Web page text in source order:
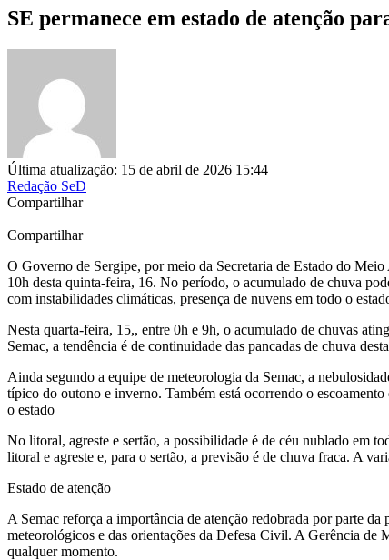
SE permanece em estado de atenção
Última atualização: 15 de abril de 2026 15:44
Redação SeD
Compartilhar
Compartilhar
O Governo de Sergipe, por meio da Secretaria de Estado do
10h desta quinta-feira, 16. No período, o acumulado de chuva
com instabilidades climáticas, presença de nuvens em todo o
Nesta quarta-feira, 15,, entre 0h e 9h, o acumulado de chuvas
Semac, a tendência é de continuidade das pancadas de chuva
Ainda segundo a equipe de meteorologia da Semac, a
típico do outono e inverno. Também está ocorrendo o
o estado
No litoral, agreste e sertão, a possibilidade é de céu nublado em
litoral e agreste e, para o sertão, a previsão é de chuva fraca. A
Estado de atenção
A Semac reforça a importância de atenção redobrada por parte
meteorológicos e das orientações da Defesa Civil. A Gerência de
qualquer momento.